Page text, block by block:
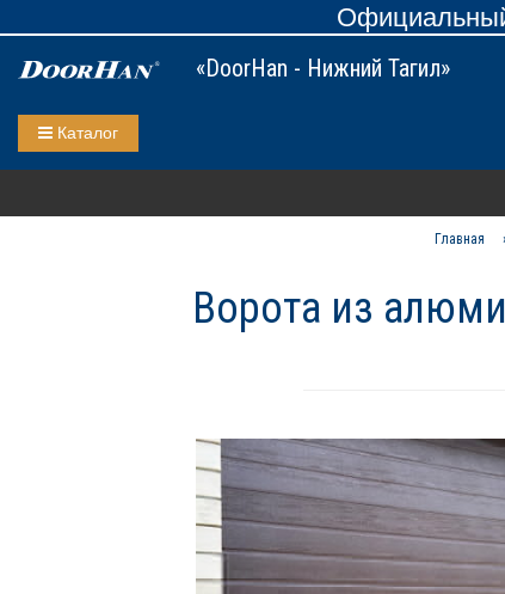
«DoorHan - Нижний Тагил»
Каталог
Главная
Ворота из